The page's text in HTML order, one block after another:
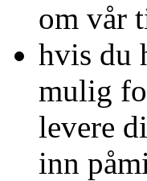
om vår
hvis du
mulig
levere
inn